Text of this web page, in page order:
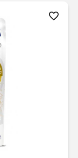
favorite_border